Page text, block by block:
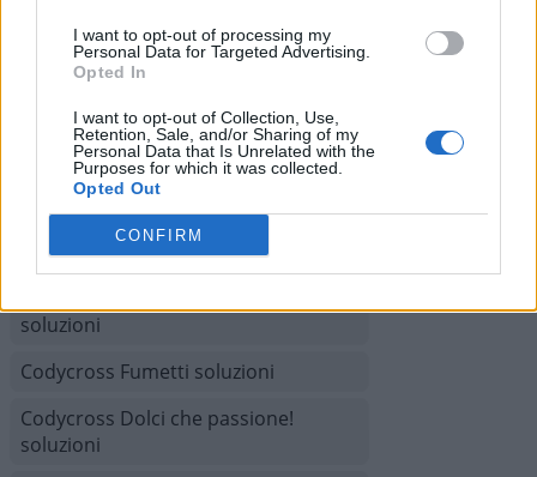
I want to opt-out of processing my
Personal Data for Targeted Advertising.
Opted In
I want to opt-out of Collection, Use,
Retention, Sale, and/or Sharing of my
Personal Data that Is Unrelated with the
Purposes for which it was collected.
Opted Out
CONFIRM
Codycross Giochi soluzioni
Codycross Mesopotamia soluzioni
Codycross Città del Futuro soluzioni
Codycross Australia soluzioni
Codycross Isola del tesoro soluzioni
soluzioni
Codycross Fumetti soluzioni
Codycross Dolci che passione!
soluzioni